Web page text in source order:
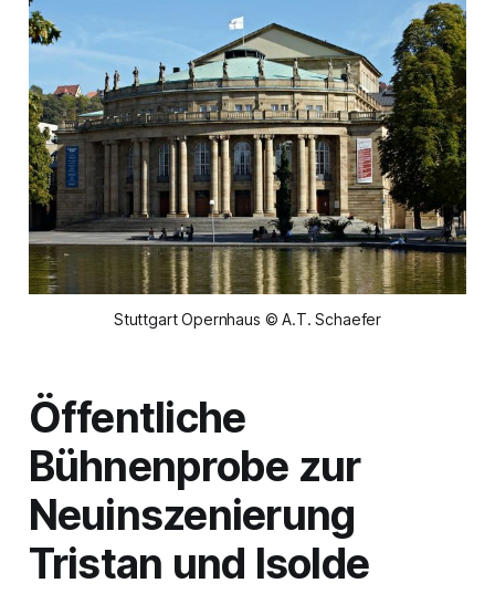
Stuttgart Opernhaus © A.T. Schaefer
Öffentliche
Bühnenprobe zur
Neuinszenierung
Tristan und Isolde